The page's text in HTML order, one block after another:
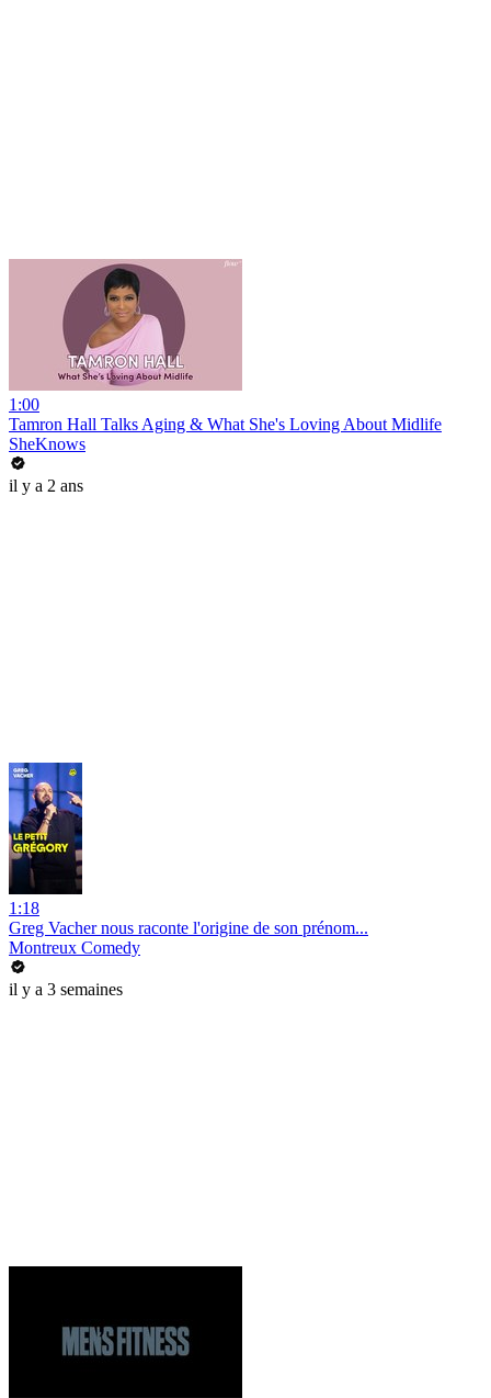
1:00
Tamron Hall Talks Aging & What She's Loving About Midlife
SheKnows
il y a 2 ans
1:18
Greg Vacher nous raconte l'origine de son prénom...
Montreux Comedy
il y a 3 semaines